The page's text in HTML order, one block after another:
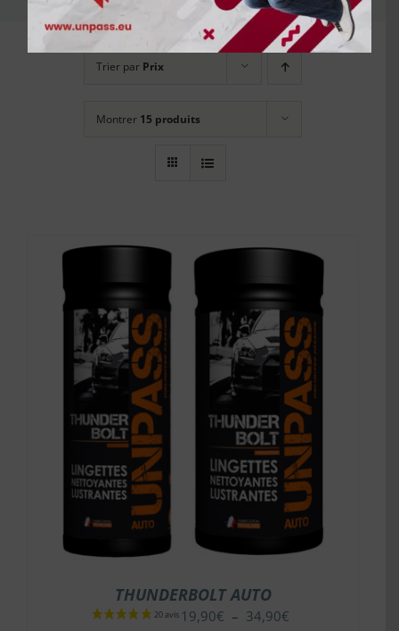
Trier par Prix
Montrer 15 produits
THUNDERBOLT AUTO
19,90€ – 34,90€Plage